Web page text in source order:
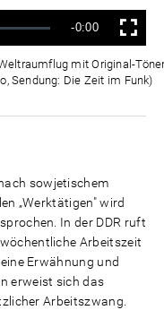
Verbleibende
Zeit
-0:00 Vollbild
mit Original-
Sendung: Die Zeit im Funk)
sowjetischem
„Werktätigen" wird
In der DDR ruft
Arbeitszeit
Erwähnung und
erweist sich das
Arbeitszwang.